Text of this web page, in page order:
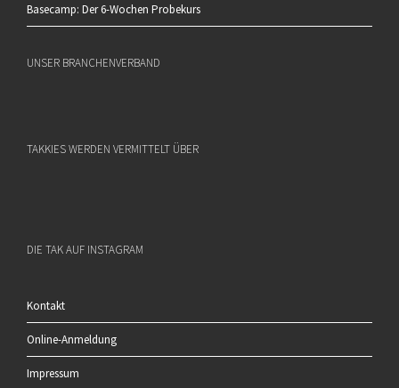
Basecamp: Der 6-Wochen Probekurs
UNSER BRANCHENVERBAND
TAKKIES WERDEN VERMITTELT ÜBER
DIE TAK AUF INSTAGRAM
Kontakt
Online-Anmeldung
Impressum